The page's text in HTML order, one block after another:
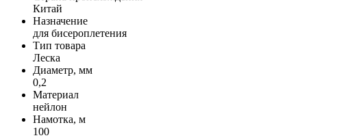
Китай
Назначение
для бисероплетения
Тип товара
Леска
Диаметр, мм
0,2
Материал
нейлон
Намотка, м
100